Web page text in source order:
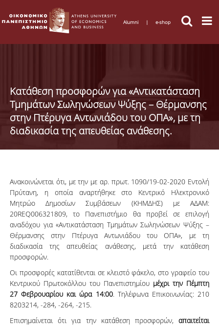
Alumni | e-shop
Κατάθεση προσφορών για «Αντικατάσταση
Τμημάτων Σωληνώσεων Ψύξης – Θέρμανσης
στην Πτέρυγα Αντωνιάδου του ΟΠΑ», με τη
διαδικασία της απευθείας ανάθεσης.
Ανακοινώνεται ότι, με την με αρ. πρωτ. 1090/19-02-2020 Εντολή
Πρύτανη, η οποία αναρτήθηκε στο Κεντρικό Ηλεκτρονικό
Μητρώο Δημοσίων Συμβάσεων (ΚΗΜΔΗΣ) με ΑΔΑΜ:
20REQ006321809, το Πανεπιστήμιο θα προβεί σε επιλογή
αναδόχου για «Αντικατάσταση Τμημάτων Σωληνώσεων Ψύξης –
Θέρμανσης στην Πτέρυγα Αντωνιάδου του ΟΠΑ», με τη
διαδικασία της απευθείας ανάθεσης, μετά την κατάθεση
προσφορών.
Οι προσφορές κατατίθενται σε κλειστό φάκελο, στο γραφείο του
Κεντρικού Πρωτοκόλλου του Πανεπιστημίου μέχρι την Πέμπτη
27 Φεβρουαρίου και ώρα 14:00. Τηλέφωνα Επικοινωνίας: 210
8203214, -284, -264, -215.
Επισημαίνεται ότι για την κατάθεση προσφορών, απαιτείται